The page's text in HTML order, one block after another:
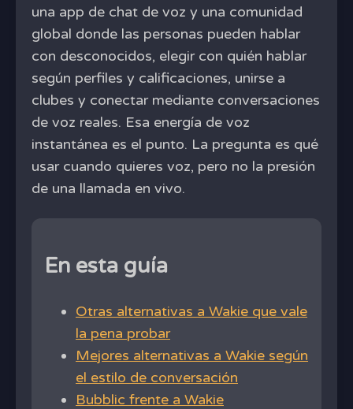
una app de chat de voz y una comunidad
global donde las personas pueden hablar
con desconocidos, elegir con quién hablar
según perfiles y calificaciones, unirse a
clubes y conectar mediante conversaciones
de voz reales. Esa energía de voz
instantánea es el punto. La pregunta es qué
usar cuando quieres voz, pero no la presión
de una llamada en vivo.
En esta guía
Otras alternativas a Wakie que vale
la pena probar
Mejores alternativas a Wakie según
el estilo de conversación
Bubblic frente a Wakie